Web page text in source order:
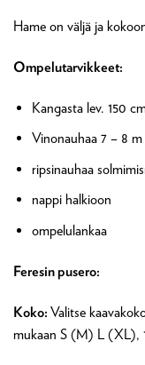
Hame on väljä ja
Ompelutarvikkeet:
Kangasta lev. 150
Vinonauhaa 7 – 8 m
ripsinauhaa
nappi halkioon
ompelulankaa
Feresin pusero:
Koko: Valitse
mukaan S (M) L (XL),